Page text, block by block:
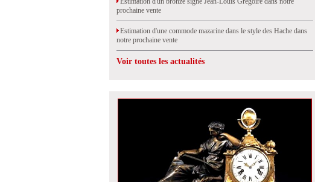
prochaine vente
Estimation d'une commode mazarine dans le style des Hache dans
notre prochaine vente
Voir toutes les actualités